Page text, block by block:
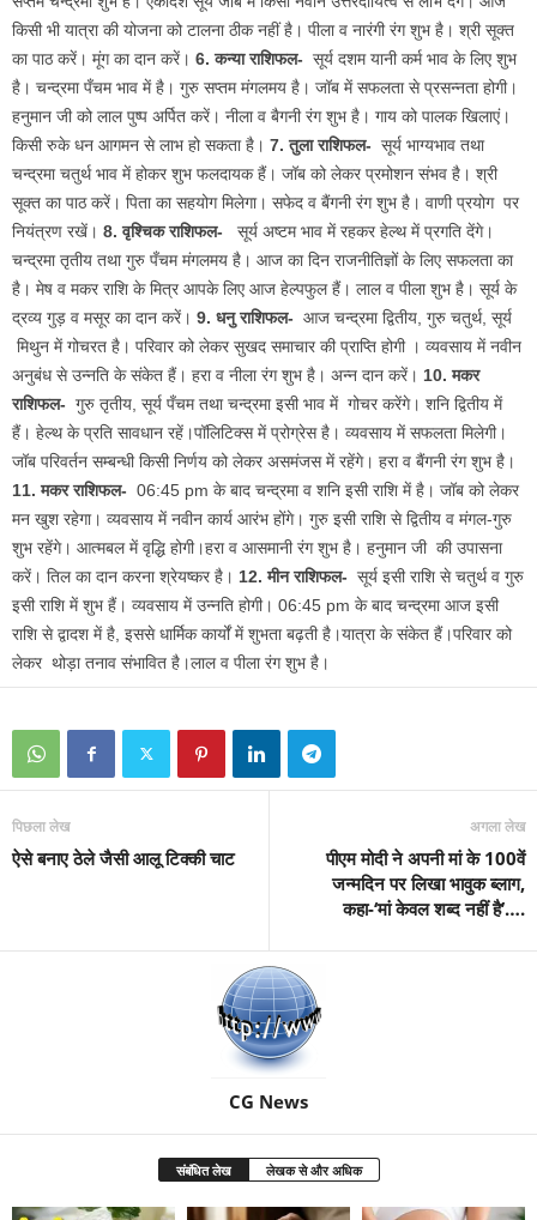
किसी भी यात्रा की योजना को टालना ठीक नहीं है। पीला व नारंगी रंग शुभ है। श्री सूक्त
का पाठ करें। मूंग का दान करें। 6. कन्या राशिफल- सूर्य दशम यानी कर्म भाव के लिए शुभ
है। चन्द्रमा पँचम भाव में है। गुरु सप्तम मंगलमय है। जॉब में सफलता से प्रसन्नता होगी।
हनुमान जी को लाल पुष्प अर्पित करें। नीला व बैगनी रंग शुभ है। गाय को पालक खिलाएं।
किसी रुके धन आगमन से लाभ हो सकता है। 7. तुला राशिफल- सूर्य भाग्यभाव तथा
चन्द्रमा चतुर्थ भाव में होकर शुभ फलदायक हैं। जॉब को लेकर प्रमोशन संभव है। श्री
सूक्त का पाठ करें। पिता का सहयोग मिलेगा। सफेद व बैंगनी रंग शुभ है। वाणी प्रयोग पर
नियंत्रण रखें। 8. वृश्चिक राशिफल-
सूर्य अष्टम भाव में रहकर हेल्थ में प्रगति देंगे।
चन्द्रमा तृतीय तथा गुरु पँचम मंगलमय है। आज का दिन राजनीतिज्ञों के लिए सफलता का
है। मेष व मकर राशि के मित्र आपके लिए आज हेल्पफुल हैं। लाल व पीला शुभ है। सूर्य के
द्रव्य गुड़ व मसूर का दान करें। 9. धनु राशिफल- आज चन्द्रमा द्वितीय, गुरु चतुर्थ, सूर्य
मिथुन में गोचरत है। परिवार को लेकर सुखद समाचार की प्राप्ति होगी । व्यवसाय में नवीन
अनुबंध से उन्नति के संकेत हैं। हरा व नीला रंग शुभ है। अन्न दान करें। 10. मकर
राशिफल- गुरु तृतीय, सूर्य पँचम तथा चन्द्रमा इसी भाव में गोचर करेंगे। शनि द्वितीय में
हैं। हेल्थ के प्रति सावधान रहें।पॉलिटिक्स में प्रोग्रेस है। व्यवसाय में सफलता मिलेगी।
जॉब परिवर्तन सम्बन्धी किसी निर्णय को लेकर असमंजस में रहेंगे। हरा व बैंगनी रंग शुभ है।
11. मकर राशिफल- 06:45 pm के बाद चन्द्रमा व शनि इसी राशि में है। जॉब को लेकर
मन खुश रहेगा। व्यवसाय में नवीन कार्य आरंभ होंगे। गुरु इसी राशि से द्वितीय व मंगल-गुरु
शुभ रहेंगे। आत्मबल में वृद्धि होगी।हरा व आसमानी रंग शुभ है। हनुमान जी की उपासना
करें। तिल का दान करना श्रेयष्कर है। 12. मीन राशिफल- सूर्य इसी राशि से चतुर्थ व गुरु
इसी राशि में शुभ हैं। व्यवसाय में उन्नति होगी। 06:45 pm के बाद चन्द्रमा आज इसी
राशि से द्वादश में है, इससे धार्मिक कार्यों में शुभता बढ़ती है।यात्रा के संकेत हैं।परिवार को
लेकर थोड़ा तनाव संभावित है।लाल व पीला रंग शुभ है।
पिछला लेख
ऐसे बनाए ठेले जैसी आलू टिक्की चाट
अगला लेख
पीएम मोदी ने अपनी मां के 100वें
जन्मदिन पर लिखा भावुक ब्लाग,
कहा-‘मां केवल शब्द नहीं है’….
CG News
संबंधित लेख लेखक से और अधिक